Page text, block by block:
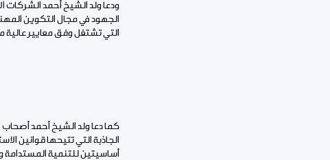
ودعا ولد الشيخ أحمد الشركات
الجهود في مجال التكوين
التي تشتغل وفق معايير عالية
كما دعا ولد الشيخ أحمد أصحاب
الجاذبة التي تتيحها قوانين
أساسيتين للتنمية